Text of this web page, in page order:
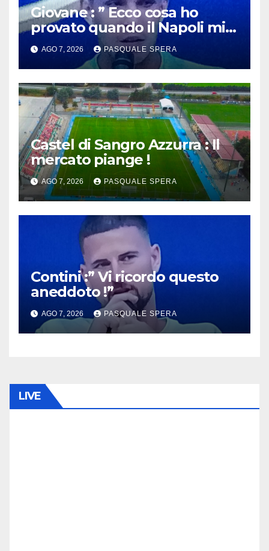
Giovane : ” Ecco cosa ho
provato quando il Napoli mi
ha chiamato !”
AGO 7, 2026 PASQUALE SPERA
Castel di Sangro Azzurra : Il
mercato piange !
AGO 7, 2026 PASQUALE SPERA
Contini :” Vi ricordo questo
aneddoto !”
AGO 7, 2026 PASQUALE SPERA
LIVE